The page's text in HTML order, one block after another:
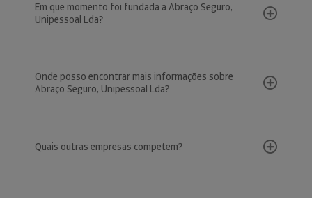
Em que momento foi fundada a Abraço Seguro,
Unipessoal Lda?
Onde posso encontrar mais informações sobre
Abraço Seguro, Unipessoal Lda?
Quais outras empresas competem?